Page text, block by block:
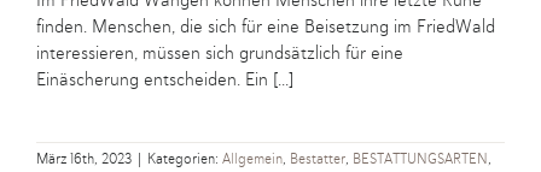
finden. Menschen, die sich für eine Beisetzung im FriedWald
interessieren, müssen sich grundsätzlich für eine
Einäscherung entscheiden. Ein [...]
März 16th, 2023 Kategorien: Allgemein, Bestatter, BESTATTUNGSARTEN ,